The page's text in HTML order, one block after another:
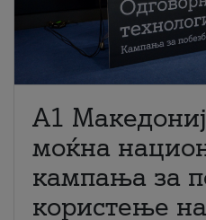
A1
моќна
кампања за
користење на